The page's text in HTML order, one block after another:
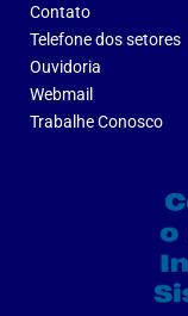
Contato
Telefone dos setores
Ouvidoria
Webmail
Trabalhe Conosco